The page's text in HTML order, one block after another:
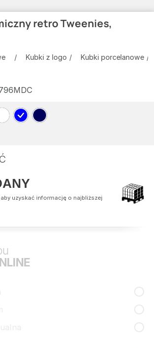
retro Tweenies,
Kubki z logo Kubki porcelanowe
uzyskać informację o najbliższej